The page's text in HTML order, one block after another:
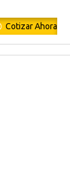
Cotizar Ahora